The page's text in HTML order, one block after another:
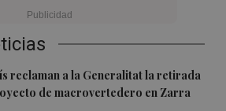
reclaman a la Generalitat la retirada
de macrovertedero en Zarra